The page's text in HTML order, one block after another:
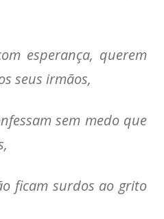
esperança, querem
seus irmãos,
sem medo que
ficam surdos ao grito